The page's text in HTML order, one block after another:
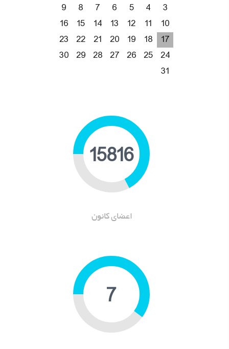
9
8 7 6 5 4
3
16
15 14 13 12 11
10
23 22 21 20 19 18
17
30 29 28 27 26 25 24
31
20494
اعضای کانون
9